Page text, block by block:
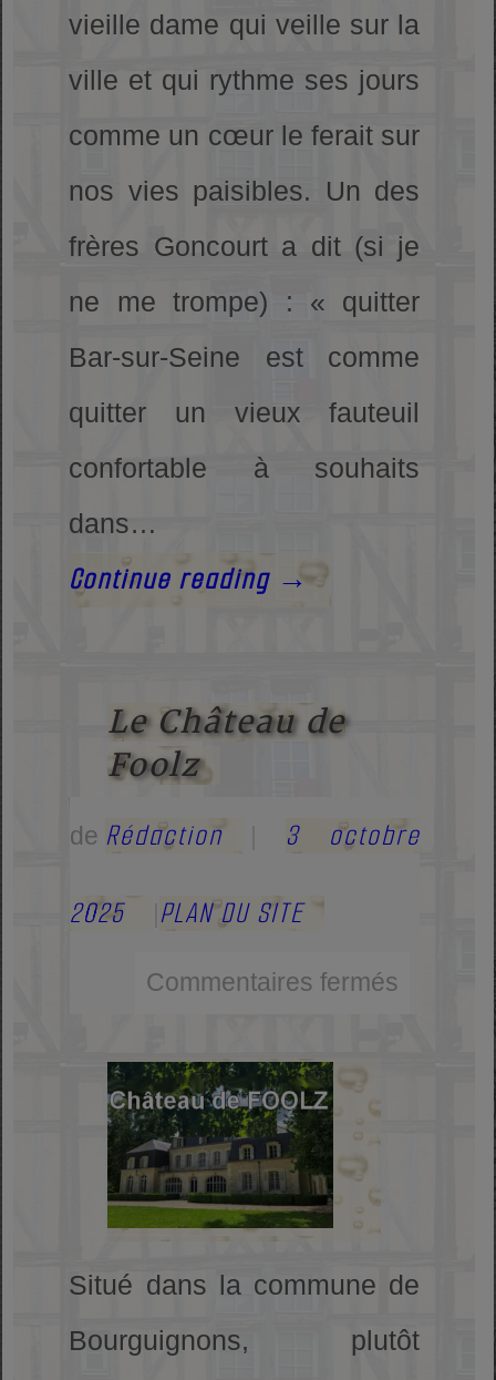
vieille dame qui veille sur la
ville et qui rythme ses jours
comme un cœur le ferait sur
nos vies paisibles. Un des
frères Goncourt a dit (si je
ne me trompe) : « quitter
Bar-sur-Seine est comme
quitter un vieux fauteuil
confortable à souhaits
dans…
Continue reading →
Le Château de
Foolz
de Rédaction 3 octobre
2025 PLAN DU SITE
Commentaires fermés
Situé dans la commune de
Bourguignons, plutôt